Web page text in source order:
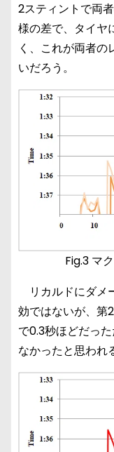
2スティントで両
様の差で、タイヤ
く、これが両者
いだろう。
Fig.3 マ
リカルドにダメ
効ではないが、第
で0.3秒ほどだっ
なかったと思われ